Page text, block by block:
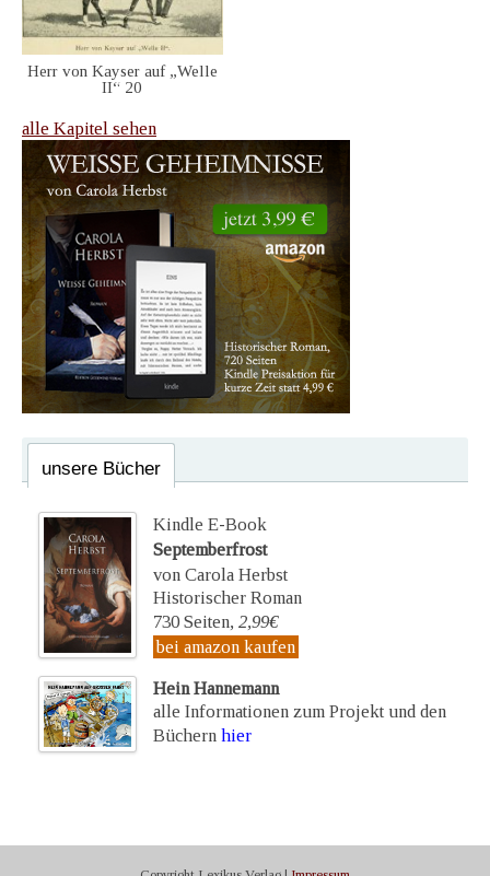
Herr von Kayser auf „Welle
II“ 20
alle Kapitel sehen
unsere Bücher
Kindle E-Book
Septemberfrost
von Carola Herbst
Historischer Roman
730 Seiten, 2,99€
bei amazon kaufen
Hein Hannemann
alle Informationen zum Projekt und den
Büchern hier